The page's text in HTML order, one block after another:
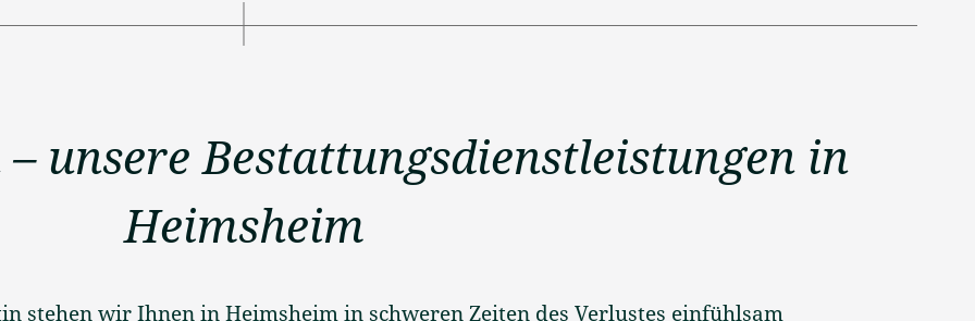
unsere Bestattungsdienstleistungen in
Heimsheim
stehen wir Ihnen in Heimsheim in schweren Zeiten des Verlustes einfühlsam